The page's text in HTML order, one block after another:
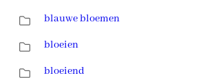
blauwe bloemen
bloeien
bloeiend